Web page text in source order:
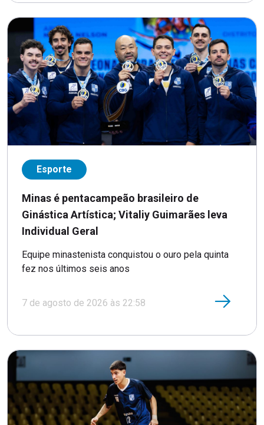
Esporte
Minas é pentacampeão brasileiro de
Ginástica Artística; Vitaliy Guimarães leva
Individual Geral
Equipe minastenista conquistou o ouro pela quinta
fez nos últimos seis anos
7 de agosto de 2026 às 22:58